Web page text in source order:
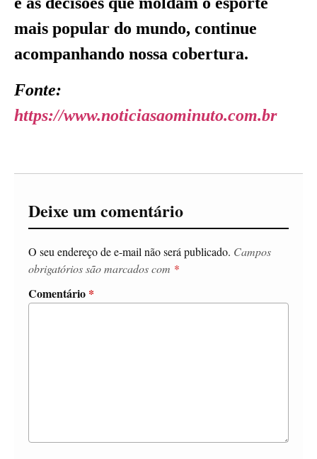
mais popular do mundo, continue
acompanhando nossa cobertura.
Fonte:
https://www.noticiasaominuto.com.br
Deixe um comentário
O seu endereço de e-mail não será publicado. Campos
obrigatórios são marcados com *
Comentário *